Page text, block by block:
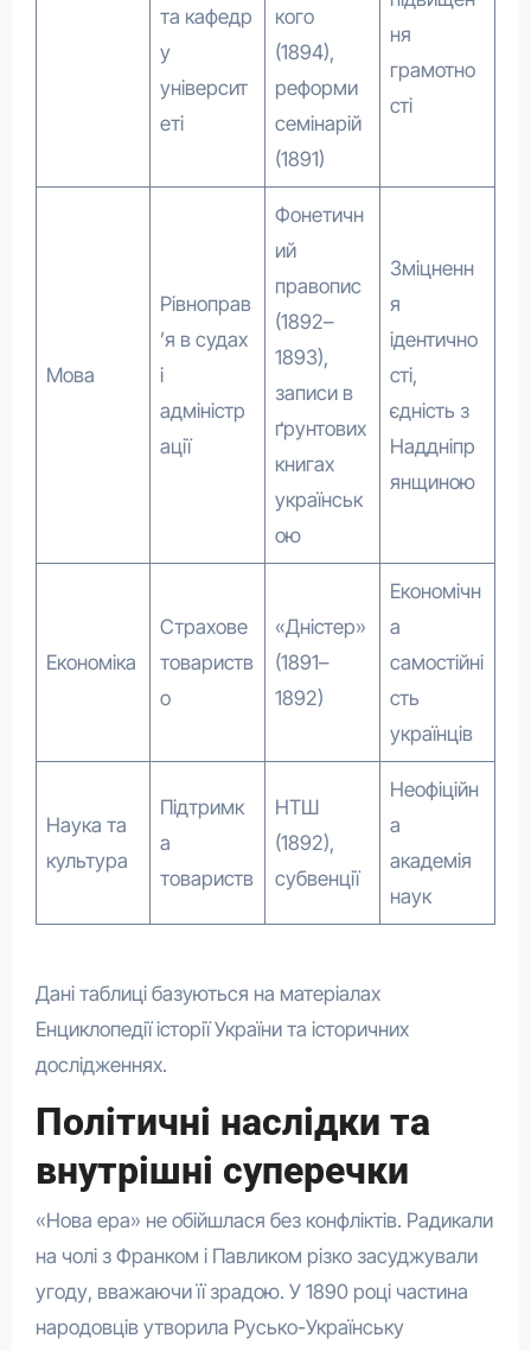
та кафедр
у
університ
еті
кого
(1894),
реформи
семінарій
(1891)
ня
грамотно
сті
Мова
Рівноправ
’я в судах
і
адміністр
ації
Фонетичн
ий
правопис
(1892–
1893),
записи в
ґрунтових
книгах
українськ
ою
Зміцненн
я
ідентично
сті,
єдність з
Наддніпр
янщиною
Економіка
Страхове
товариств
о
«Дністер»
(1891–
1892)
Економічн
а
самостійні
сть
українців
Наука та
культура
Підтримк
а
товариств
НТШ
(1892),
субвенції
Неофіційн
а
академія
наук
Дані таблиці базуються на матеріалах
Енциклопедії історії України та історичних
дослідженнях.
Політичні наслідки та
внутрішні суперечки
«Нова ера» не обійшлася без конфліктів. Радикали
на чолі з Франком і Павликом різко засуджували
угоду, вважаючи її зрадою. У 1890 році частина
народовців утворила Русько-Українську